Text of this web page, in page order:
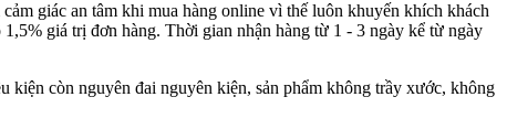
giác an tâm khi mua hàng online vì thế luôn khuyến khích khách
giá trị đơn hàng. Thời gian nhận hàng từ 1 - 3 ngày kể từ ngày
kiện còn nguyên đai nguyên kiện, sản phẩm không trầy xước, không